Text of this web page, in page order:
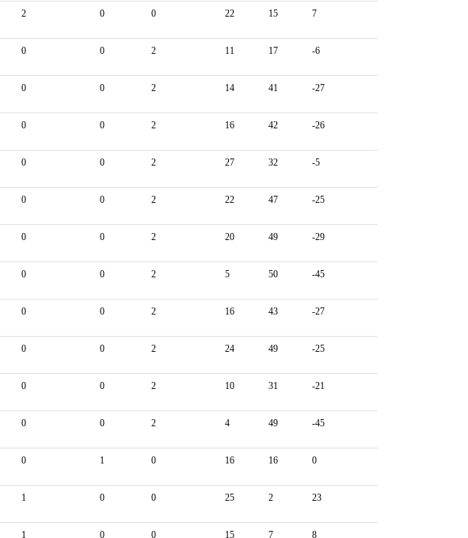
2 0 0 22 15 7
0 0 2 11 17 -6
0 0 2 14 41 -27
0 0 2 16 42 -26
0 0 2 27 32 -5
0 0 2 22 47 -25
0 0 2 20 49 -29
0 0 2 5 50 -45
0 0 2 16 43 -27
0 0 2 24 49 -25
0 0 2 10 31 -21
0 0 2 4 49 -45
0 1 0 16 16 0
1 0 0 25 2 23
1 0 0 15 7 8